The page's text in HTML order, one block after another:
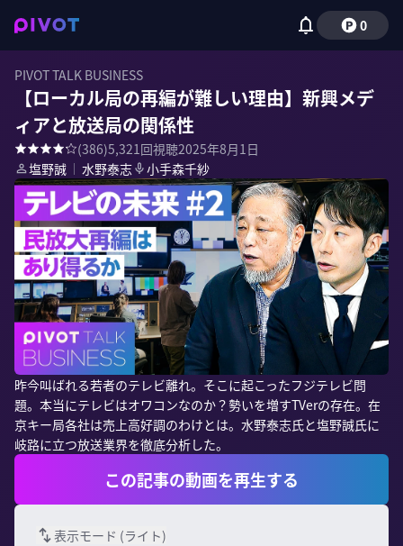
0
PIVOT TALK BUSINESS
【ローカル局の再編が難しい理由】新興メデ
ィアと放送局の関係性
(386)5,321回視聴2025年8月1日
塩野誠 ｜ 水野泰志 小手森千紗
昨今叫ばれる若者のテレビ離れ。そこに起こったフジテレビ問
題。本当にテレビはオワコンなのか？勢いを増すTVerの存在。在
京キー局各社は売上高好調のわけとは。水野泰志氏と塩野誠氏に
岐路に立つ放送業界を徹底分析した。
この記事の動画を再生する
表示モード (ライト)